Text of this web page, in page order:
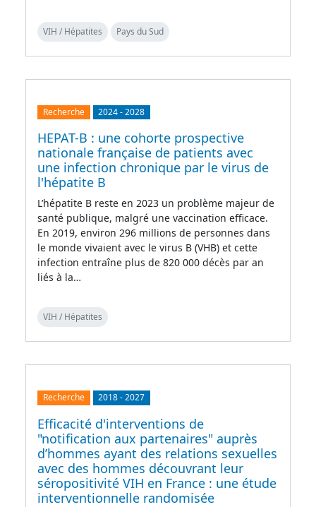
VIH / Hépatites Pays du Sud
Recherche 2024-2028
HEPAT-B : une cohorte prospective
nationale française de patients avec
une infection chronique par le virus de
l'hépatite B
L’hépatite B reste en 2023 un problème majeur de
santé publique, malgré une vaccination efficace.
En 2019, environ 296 millions de personnes dans
le monde vivaient avec le virus B (VHB) et cette
infection entraîne plus de 820 000 décès par an
liés à la…
VIH / Hépatites
Recherche 2018-2027
Efficacité d'interventions de
"notification aux partenaires" auprès
d’hommes ayant des relations sexuelles
avec des hommes découvrant leur
séropositivité VIH en France : une étude
interventionnelle randomisée